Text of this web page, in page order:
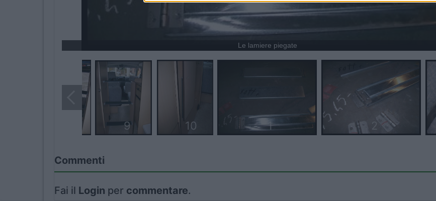
I want to allow Google to enable storage related to security, including
authentication functionality and fraud prevention, and other user protection.
Le lamiere piegate
9 10 1 2
Commenti
Fai il Login per commentare.